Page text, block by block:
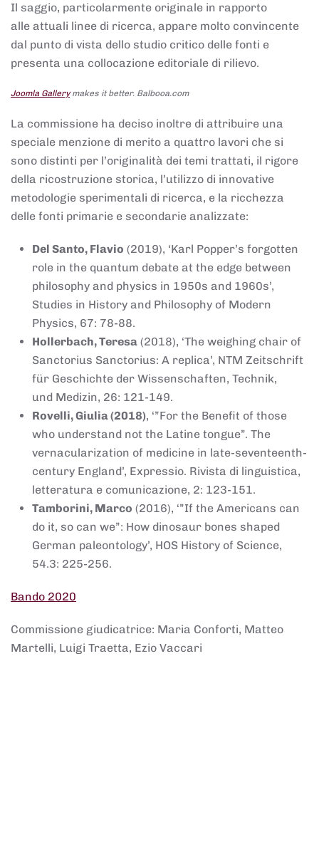
Il saggio, particolarmente originale in rapporto
alle attuali linee di ricerca, appare molto convincente
dal punto di vista dello studio critico delle fonti e
presenta una collocazione editoriale di rilievo.
Joomla Gallerymakes it better. Balbooa.com
La commissione ha deciso inoltre di attribuire una
speciale menzione di merito a quattro lavori che si
sono distinti per l’originalità dei temi trattati, il rigore
della ricostruzione storica, l’utilizzo di innovative
metodologie sperimentali di ricerca, e la ricchezza
delle fonti primarie e secondarie analizzate:
Del Santo, Flavio (2019), ‘Karl Popper’s forgotten
role in the quantum debate at the edge between
philosophy and physics in 1950s and 1960s’,
Studies in History and Philosophy of Modern
Physics, 67: 78-88.
Hollerbach, Teresa (2018), ‘The weighing chair of
Sanctorius Sanctorius: A replica’, NTM Zeitschrift
für Geschichte der Wissenschaften, Technik,
und Medizin, 26: 121-149.
Rovelli, Giulia (2018), ‘”For the Benefit of those
who understand not the Latine tongue”. The
vernacularization of medicine in late-seventeenth-
century England’, Expressio. Rivista di linguistica,
letteratura e comunicazione, 2: 123-151.
Tamborini, Marco (2016), ‘”If the Americans can
do it, so can we”: How dinosaur bones shaped
German paleontology’, HOS History of Science,
54.3: 225-256.
Bando 2020
Commissione giudicatrice: Maria Conforti, Matteo
Martelli, Luigi Traetta, Ezio Vaccari